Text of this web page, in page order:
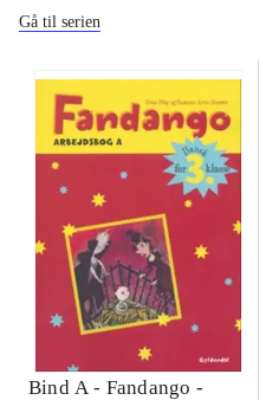
Gå til serien
Bind A - Fandango -